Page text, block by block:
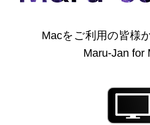
Macをご利用の皆様
Maru-Jan